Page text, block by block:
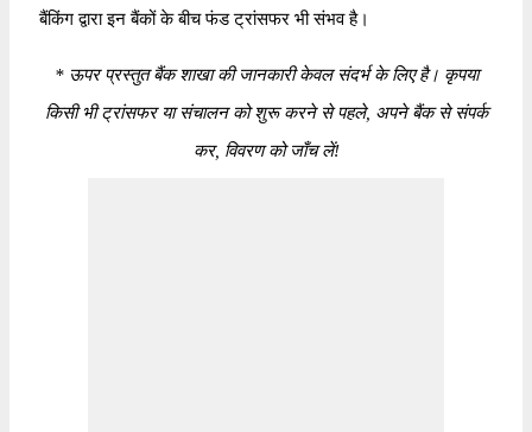
बैंकिंग द्वारा इन बैंकों के बीच फंड ट्रांसफर भी संभव है।
*ऊपर प्रस्तुत बैंक शाखा की जानकारी केवल संदर्भ के लिए है। कृपया
किसी भी ट्रांसफर या संचालन को शुरू करने से पहले, अपने बैंक से संपर्क
कर, विवरण को जाँच लें!